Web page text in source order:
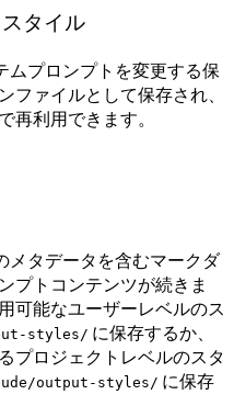
タイル
ムプロンプトを変更する保
ファイルとして保存され、
再利用できます。
メタデータを含むマークダ
プトコンテンツが続きま
可能なユーザーレベルのス
styles/ に保存するか、
プロジェクトレベルのスタ
output-styles/ に保存